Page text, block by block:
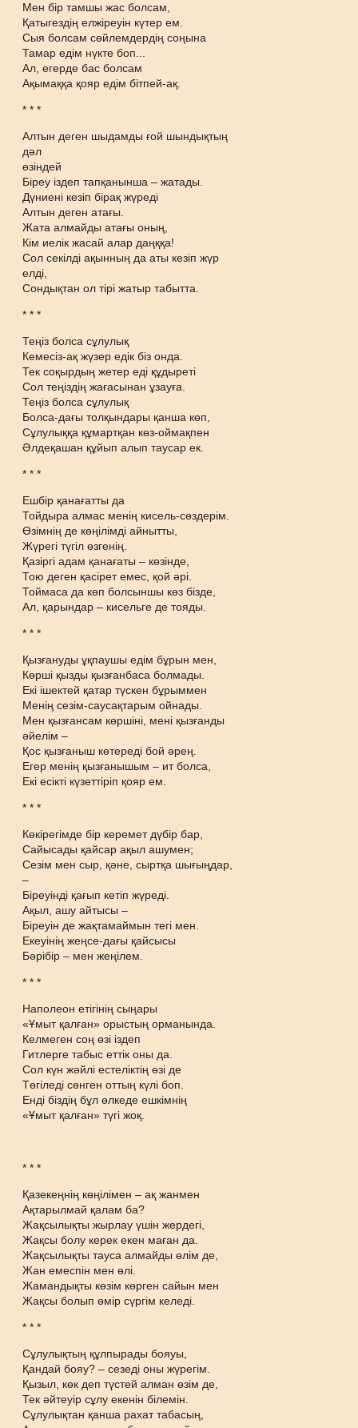
Мен бір тамшы жас болсам,
Қатыгездің елжіреуін күтер ем.
Сыя болсам сөйлемдердің соңына
Тамар едім нүкте боп...
Ал, егерде бас болсам
Ақымаққа қояр едім бітпей-ақ.
* * *
Алтын деген шыдамды ғой шындықтың
дәл
өзіндей
Біреу іздеп тапқанынша – жатады.
Дүниені кезіп бірақ жүреді
Алтын деген атағы.
Жата алмайды атағы оның,
Кім иелік жасай алар даңққа!
Сол секілді ақынның да аты кезіп жүр
елді,
Сондықтан ол тірі жатыр табытта.
* * *
Теңіз болса сұлулық
Кемесіз-ақ жүзер едік біз онда.
Тек соқырдың жетер еді құдыреті
Сол теңіздің жағасынан ұзауға.
Теңіз болса сұлулық
Болса-дағы толқындары қанша көп,
Сұлулыққа құмартқан көз-оймақпен
Әлдеқашан құйып алып таусар ек.
* * *
Ешбір қанағатты да
Тойдыра алмас менің кисель-сөздерім.
Өзімнің де көңілімді айнытты,
Жүрегі түгіл өзгенің.
Қазіргі адам қанағаты – көзінде,
Тою деген қасірет емес, қой әрі.
Тоймаса да көп болсыншы көз бізде,
Ал, қарындар – кисельге де тояды.
* * *
Қызғануды ұқпаушы едім бұрын мен,
Көрші қызды қызғанбаса болмады.
Екі ішектей қатар түскен бұрыммен
Менің сезім-саусақтарым ойнады.
Мен қызғансам көршіні, мені қызғанды
әйелім –
Қос қызғаныш көтереді бой әрең.
Егер менің қызғанышым – ит болса,
Екі есікті күзеттіріп қояр ем.
* * *
Көкірегімде бір керемет дүбір бар,
Сайысады қайсар ақыл ашумен;
Сезім мен сыр, қәне, сыртқа шығыңдар,
–
Біреуінді қағып кетіп жүреді.
Ақыл, ашу айтысы –
Біреуін де жақтамаймын тегі мен.
Екеуінің жеңсе-дағы қайсысы
Бәрібір – мен жеңілем.
* * *
Наполеон етігінің сыңары
«Ұмыт қалған» орыстың орманында.
Келмеген соң өзі іздеп
Гитлерге табыс еттік оны да.
Сол күн жәйлі естеліктің өзі де
Төгіледі сөнген оттың күлі боп.
Енді біздің бұл өлкеде ешкімнің
«Ұмыт қалған» түгі жоқ.
* * *
Қазекеңнің көңілімен – ақ жанмен
Ақтарылмай қалам ба?
Жақсылықты жырлау үшін жердегі,
Жақсы болу керек екен маған да.
Жақсылықты тауса алмайды өлім де,
Жан емеспін мен өлі.
Жамандықты көзім көрген сайын мен
Жақсы болып өмір сүргім келеді.
* * *
Сұлулықтың құлпырады бояуы,
Қандай бояу? – сезеді оны жүрегім.
Қызыл, көк деп түстей алман өзім де,
Тек әйтеуір сұлу екенін білемін.
Сұлулықтан қанша рахат табасың,